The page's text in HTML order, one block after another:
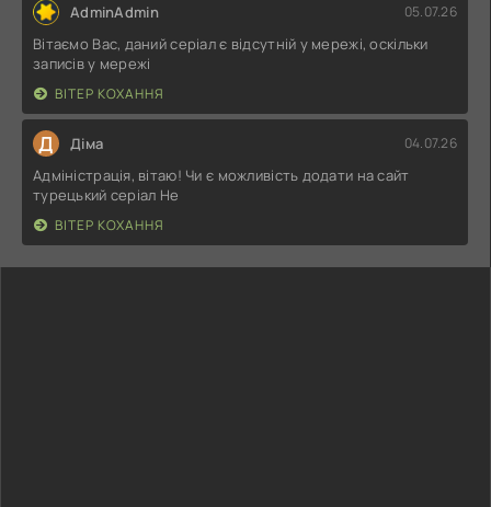
AdminAdmin 05.07.26
Вітаємо Вас, даний серіал є відсутній у мережі, оскільки
записів у мережі
ВІТЕР КОХАННЯ
Д Діма 04.07.26
Адміністрація, вітаю! Чи є можливість додати на сайт
турецький серіал Не
ВІТЕР КОХАННЯ